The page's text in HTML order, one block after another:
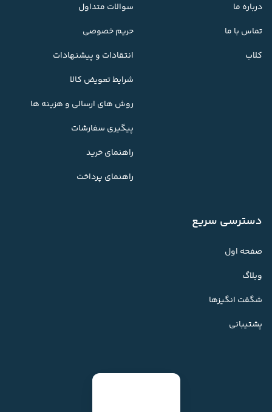
درباره ما
تماس با ما
کلاب
سوالات متداول
حریم خصوصی
انتقادات و پیشنهادات
شرایط تعویض کالا
روش های ارسالی و هزینه ها
پیگیری سفارشات
راهنمای خرید
راهنمای پرداخت
دسترسی سریع
صفحه اول
وبلاگ
شگفت انگیزها
پشتیبانی